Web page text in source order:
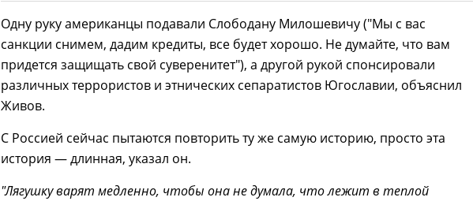
Одну руку американцы подавали Слободану Милошевичу ("Мы с вас
санкции снимем, дадим кредиты, все будет хорошо. Не думайте, что вам
придется защищать свой суверенитет"), а другой рукой спонсировали
различных террористов и этнических сепаратистов Югославии, объяснил
Живов.
С Россией сейчас пытаются повторить ту же самую историю, просто эта
история — длинная, указал он.
"Лягушку варят медленно, чтобы она не думала, что лежит в теплой